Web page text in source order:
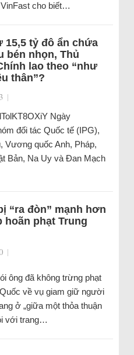
cho biết…
15,5 tỷ đô ẩn chứa
bén nhọn, Thủ
lao theo “như
thân”?
|
Ngày
đối tác Quốc tế (IPG),
Vương quốc Anh, Pháp,
Bản, Na Uy và Đan Mạch
“ra đòn” mạnh hơn
hoãn phạt Trung
|
ông đã không trừng phạt
về vụ giam giữ người
ở „giữa một thỏa thuận
với trang…